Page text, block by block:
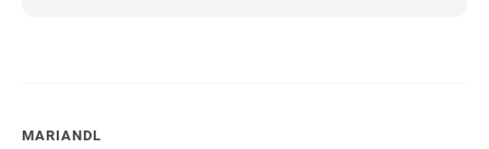
MARIANDL